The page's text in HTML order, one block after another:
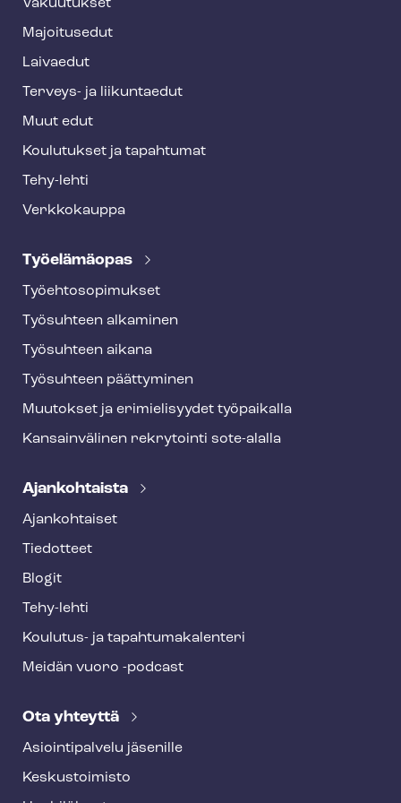
e
Vakuutukset
Majoitusedut
Laivaedut
Terveys- ja liikuntaedut
Muut edut
Koulutukset ja tapahtumat
Tehy-lehti
Verkkokauppa
Työelämäopas
Työ­eh­to­so­pi­muk­set
Työsuhteen alkaminen
Työsuhteen aikana
Työsuhteen päättyminen
Muutokset ja erimielisyydet työpaikalla
Kansainvälinen rekrytointi sote-alalla
Ajankohtaista
Ajankohtaiset
Tiedotteet
Blogit
Tehy-lehti
Koulutus- ja ta­pah­tu­ma­ka­len­te­ri
Meidän vuoro -podcast
Ota yhteyttä
Asioin­ti­pal­ve­lu jäsenille
Keskustoimisto